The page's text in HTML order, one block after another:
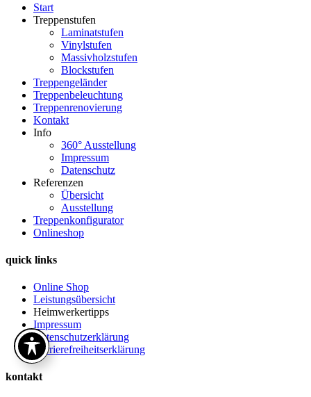
Start
Treppenstufen
Laminatstufen
Vinylstufen
Massivholzstufen
Blockstufen
Treppengeländer
Treppenbeleuchtung
Treppenrenovierung
Kontakt
Info
360° Ausstellung
Impressum
Datenschutz
Referenzen
Übersicht
Ausstellung
Treppenkonfigurator
Onlineshop
quick links
Online Shop
Leistungsübersicht
Heimwerkertipps
Impressum
Datenschutzerklärung
Barrierefreiheitserklärung
kontakt